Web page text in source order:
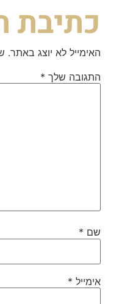
כתיבת
האימייל לא יוצג באתר.
התגובה שלך *
שם *
אימייל *